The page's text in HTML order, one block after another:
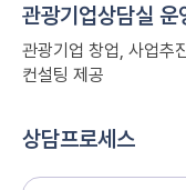
관광기업상담실 운
관광기업 창업, 사업추
컨설팅 제공
상담프로세스